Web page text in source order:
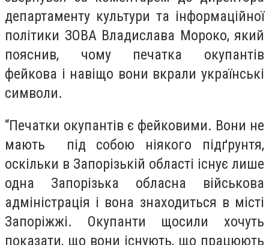
департаменту культури та інформаційної
політики ЗОВА Владислава Мороко, який
пояснив, чому печатка окупантів
фейкова і навіщо вони вкрали українські
символи.
“Печатки окупантів є фейковими. Вони не
мають під собою ніякого підґрунтя,
оскільки в Запорізькій області існує лише
одна Запорізька обласна військова
адміністрація і вона знаходиться в місті
Запоріжжі. Окупанти щосили хочуть
показати, що вони існують, що працюють